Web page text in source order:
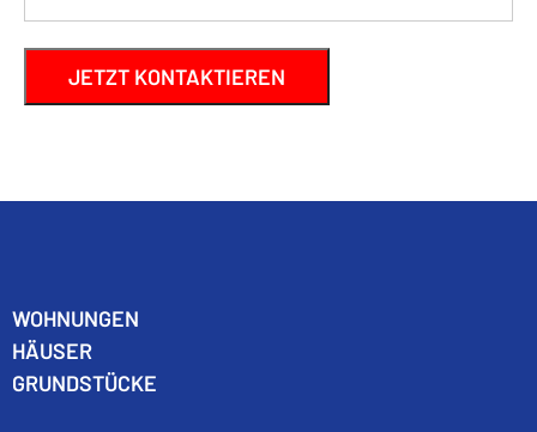
WOHNUNGEN
HÄUSER
GRUNDSTÜCKE